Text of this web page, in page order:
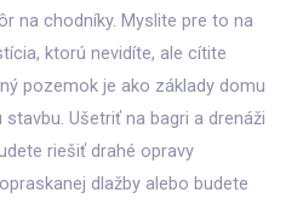
na chodníky. Myslite pre to na
ktorú nevidíte, ale cítite
pozemok je ako základy domu
Ušetriť na bagri a drenáži
riešiť drahé opravy
dlažby alebo budete